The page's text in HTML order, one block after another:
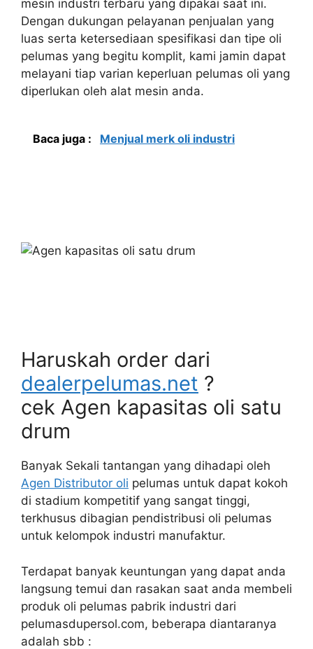
mesin industri terbaru yang dipakai saat ini.
Dengan dukungan pelayanan penjualan yang
luas serta ketersediaan spesifikasi dan tipe oli
pelumas yang begitu komplit, kami jamin dapat
melayani tiap varian keperluan pelumas oli yang
diperlukan oleh alat mesin anda.
Baca juga : Menjual merk oli industri
Haruskah order dari
dealerpelumas.net ?
cek Agen kapasitas oli satu
drum
Banyak Sekali tantangan yang dihadapi oleh
Agen Distributor oli pelumas untuk dapat kokoh
di stadium kompetitif yang sangat tinggi,
terkhusus dibagian pendistribusi oli pelumas
untuk kelompok industri manufaktur.
Terdapat banyak keuntungan yang dapat anda
langsung temui dan rasakan saat anda membeli
produk oli pelumas pabrik industri dari
pelumasdupersol.com, beberapa diantaranya
adalah sbb :